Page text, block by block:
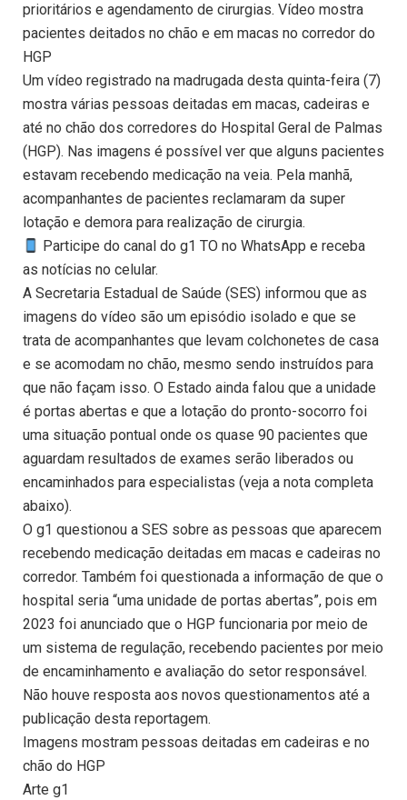
prioritários e agendamento de cirurgias. Vídeo mostra
pacientes deitados no chão e em macas no corredor do
HGP
Um vídeo registrado na madrugada desta quinta-feira (7)
mostra várias pessoas deitadas em macas, cadeiras e
até no chão dos corredores do Hospital Geral de Palmas
(HGP). Nas imagens é possível ver que alguns pacientes
estavam recebendo medicação na veia. Pela manhã,
acompanhantes de pacientes reclamaram da super
lotação e demora para realização de cirurgia.
Participe do canal do g1 TO no WhatsApp e receba
as notícias no celular.
A Secretaria Estadual de Saúde (SES) informou que as
imagens do vídeo são um episódio isolado e que se
trata de acompanhantes que levam colchonetes de casa
e se acomodam no chão, mesmo sendo instruídos para
que não façam isso. O Estado ainda falou que a unidade
é portas abertas e que a lotação do pronto-socorro foi
uma situação pontual onde os quase 90 pacientes que
aguardam resultados de exames serão liberados ou
encaminhados para especialistas (veja a nota completa
abaixo).
O g1 questionou a SES sobre as pessoas que aparecem
recebendo medicação deitadas em macas e cadeiras no
corredor. Também foi questionada a informação de que o
hospital seria “uma unidade de portas abertas”, pois em
2023 foi anunciado que o HGP funcionaria por meio de
um sistema de regulação, recebendo pacientes por meio
de encaminhamento e avaliação do setor responsável.
Não houve resposta aos novos questionamentos até a
publicação desta reportagem.
Imagens mostram pessoas deitadas em cadeiras e no
chão do HGP
Arte g1